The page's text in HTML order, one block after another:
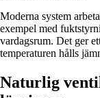
Moderna system
exempel med
vardagsrum. Det ger
temperaturen hålls
Naturlig